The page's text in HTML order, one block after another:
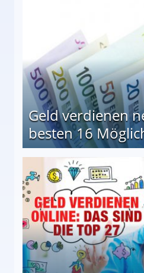
Geld verdienen
besten 16